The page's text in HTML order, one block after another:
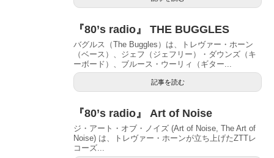
『80’s radio』 THE BUGGLES
バグルス（The Buggles）は、トレヴァー・ホーン
（ベース）、ジェフ（ジェフリー）・ダウンズ（キ
ーボード）、ブルース・ウーリィ（ギター...
記事を読む
『80’s radio』 Art of Noise
ジ・アート・オブ・ノイズ (Art of Noise, The Art of
Noise) は、トレヴァー・ホーンが立ち上げたZTTレ
コーズ...